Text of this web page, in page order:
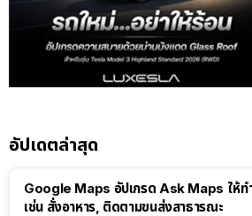
อัปเดตล่าสุด
Google Maps อัปเกรด Ask Maps ให้ท
เช่น สั่งอาหาร, ติดตามขนส่งสาธารณะ